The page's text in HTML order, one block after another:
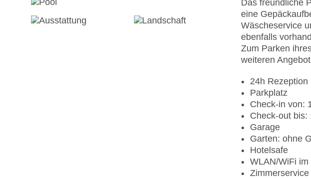
Das freundliche
eine
Wäscheservice
ebenfalls
Zum Parken
weiteren
24h Rezeption
Parkplatz
Check-in von:
Check-out bis:
Garage
Garten: ohne
Hotelsafe
WLAN/WiFi im
Zimmerservice